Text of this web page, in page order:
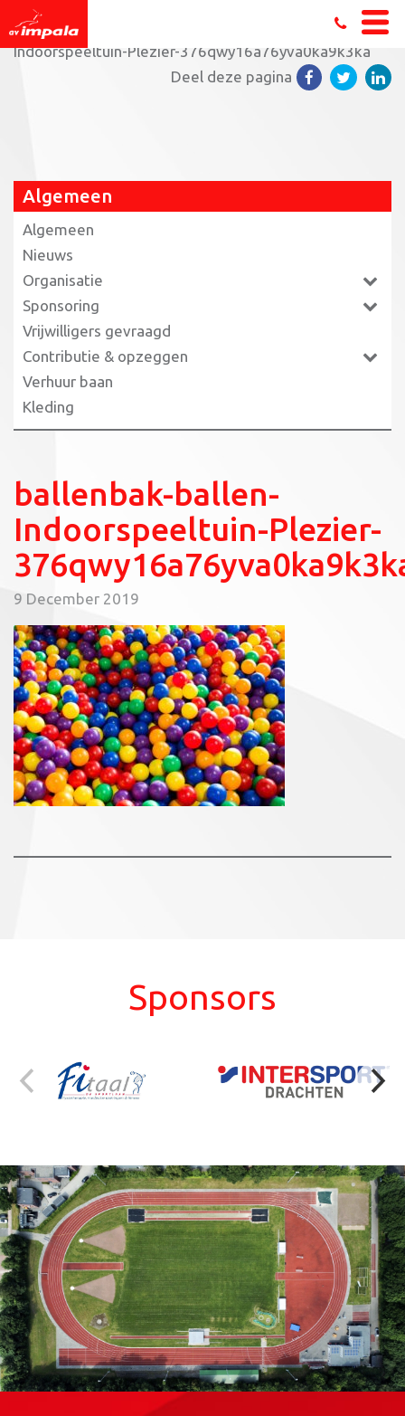
Home»Clubfeest pupillen
Indoorspeeltuin-Plezier-376qwy16a76yva0ka9k3ka
Deel deze pagina
Algemeen
Algemeen
Nieuws
Organisatie
Sponsoring
Vrijwilligers gevraagd
Contributie & opzeggen
Verhuur baan
Kleding
ballenbak-ballen-
Indoorspeeltuin-Plezier-
9 December 2019
Sponsors